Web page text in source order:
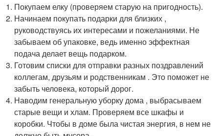
Покупаем елку (проверяем старую на пригодность).
Начинаем покупать подарки для близких ,
руководствуясь их интересами и пожеланиями. Не
забываем об упаковке, ведь именно эффектная
подача делает вещь подарком.
Готовим списки для отправки разных поздравлений
коллегам, друзьям и родственникам . Это поможет не
забыть человека, который дорог.
Наводим генеральную уборку дома , выбрасываем
старые вещи и хлам. Проверяем все шкафы и
коробки. Чтобы в доме была чистая энергия, в нем не